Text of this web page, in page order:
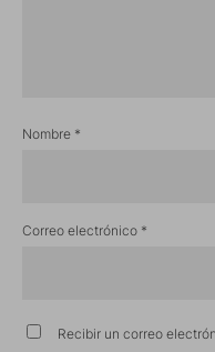
Nombre *
Correo electrónico *
Recibir un correo